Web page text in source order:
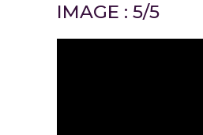
IMAGE : 5/5